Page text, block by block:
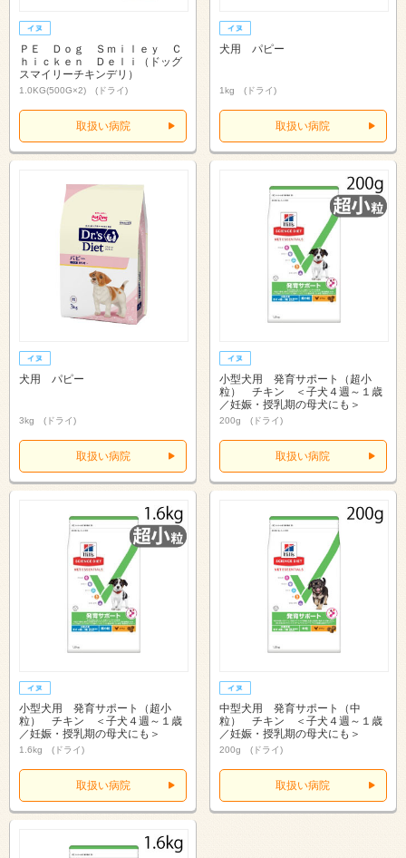
ＰＥ Ｄｏｇ Ｓｍｉｌｅｙ Ｃ
ｈｉｃｋｅｎ Ｄｅｌｉ（ドッグ
スマイリーチキンデリ）
1.0KG(500G×2) (ドライ)
取扱い病院
犬用 パピー
1kg (ドライ)
取扱い病院
犬用 パピー
3kg (ドライ)
取扱い病院
小型犬用 発育サポート（超小
粒） チキン ＜子犬４週～１歳
／妊娠・授乳期の母犬にも＞
200g (ドライ)
取扱い病院
小型犬用 発育サポート（超小
粒） チキン ＜子犬４週～１歳
／妊娠・授乳期の母犬にも＞
1.6kg (ドライ)
取扱い病院
中型犬用 発育サポート（中
粒） チキン ＜子犬４週～１歳
／妊娠・授乳期の母犬にも＞
200g (ドライ)
取扱い病院